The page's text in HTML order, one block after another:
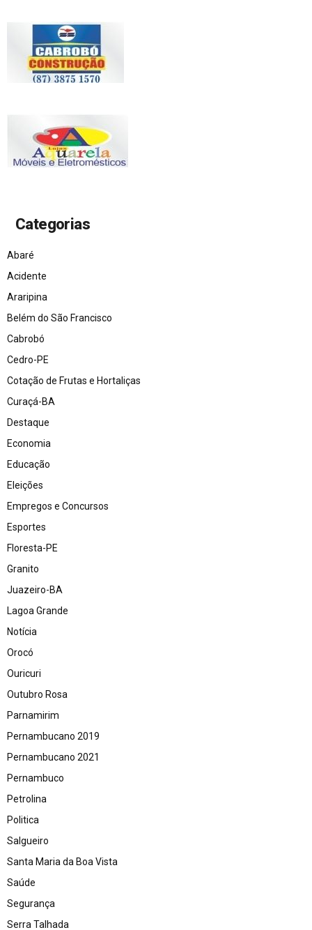
Categorias
Abaré
Acidente
Araripina
Belém do São Francisco
Cabrobó
Cedro-PE
Cotação de Frutas e Hortaliças
Curaçá-BA
Destaque
Economia
Educação
Eleições
Empregos e Concursos
Esportes
Floresta-PE
Granito
Juazeiro-BA
Lagoa Grande
Notícia
Orocó
Ouricuri
Outubro Rosa
Parnamirim
Pernambucano 2019
Pernambucano 2021
Pernambuco
Petrolina
Politica
Salgueiro
Santa Maria da Boa Vista
Saúde
Segurança
Serra Talhada